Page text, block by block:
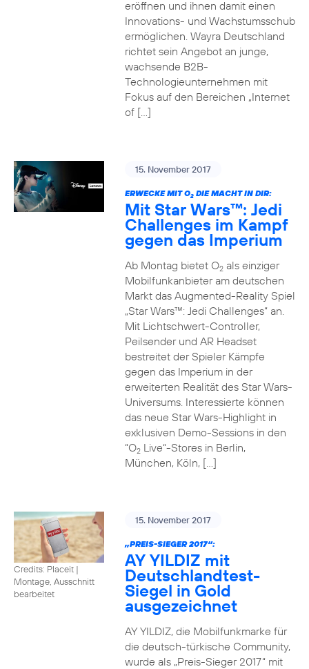
eröffnen und ihnen damit einen
Innovations- und Wachstumsschub
ermöglichen. Wayra Deutschland
richtet sein Angebot an junge,
wachsende B2B-
Technologieunternehmen mit
Fokus auf den Bereichen „Internet
of […]
15. November 2017
ERWECKE MIT O2DIE MACHT IN DIR:
Mit Star Wars™: Jedi
Challenges im Kampf
gegen das Imperium
Ab Montag bietet O2als einziger
Mobilfunkanbieter am deutschen
Markt das Augmented-Reality Spiel
„Star Wars™: Jedi Challenges“ an.
Mit Lichtschwert-Controller,
Peilsender und AR Headset
bestreitet der Spieler Kämpfe
gegen das Imperium in der
erweiterten Realität des Star Wars-
Universums. Interessierte können
das neue Star Wars-Highlight in
exklusiven Demo-Sessions in den
“O2Live“-Stores in Berlin,
München, Köln, […]
Credits: Placeit |
Montage, Ausschnitt
bearbeitet
15. November 2017
„PREIS-SIEGER 2017“:
AY YILDIZ mit
Deutschlandtest-
Siegel in Gold
ausgezeichnet
AY YILDIZ, die Mobilfunkmarke für
die deutsch-türkische Community,
wurde als „Preis-Sieger 2017“ mit